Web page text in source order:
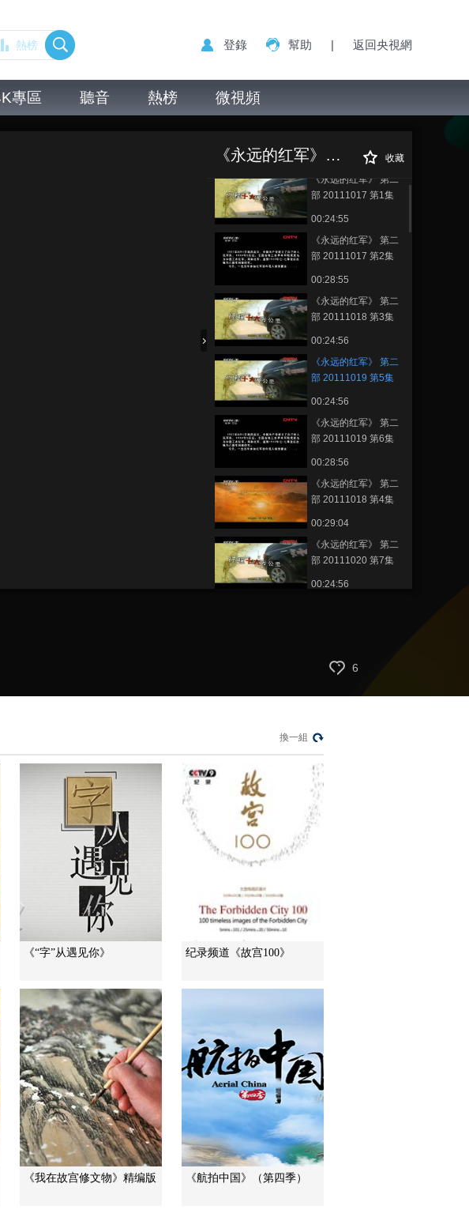
熱榜 登錄 幫助 | 返回央視網
專區 聽音 熱榜 微視頻
《永远的红军》（第二部） 收藏
身边
《永远的红军》 第二
部 20111017 第1集
00:24:55
《永远的红军》 第二
部 20111017 第2集
00:28:55
《永远的红军》 第二
部 20111018 第3集
00:24:56
《永远的红军》 第二
部 20111019 第5集
00:24:56
《永远的红军》 第二
部 20111019 第6集
00:28:56
《永远的红军》 第二
部 20111018 第4集
00:29:04
《永远的红军》 第二
部 20111020 第7集
00:24:56
《永远的红军》 第二
娘子军话今夕
部 20111021 第10集
红军本色
00:28:57
熱播榜
反制美國！中方公佈5
三招教你識破真假全
麥麵包
健康之路
美國為何盯上中國光
模塊？
今日亞洲
6
換一組
《“字”从遇见你》 纪录频道《故宫100》
《我在故宫修文物》精编版 《航拍中国》（第四季）